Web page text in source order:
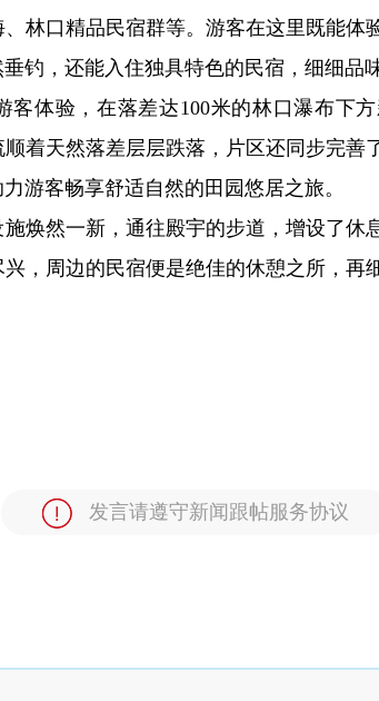
林口精品民宿群等。游客在这里既能体
钓，还能入住独具特色的民宿，细细品
客体验，在落差达100米的林口瀑布下
着天然落差层层跌落，片区还同步完善
游客畅享舒适自然的田园悠居之旅。
焕然一新，通往殿宇的步道，增设了休
，周边的民宿便是绝佳的休憩之所，再
发言请遵守新闻跟帖服务协议